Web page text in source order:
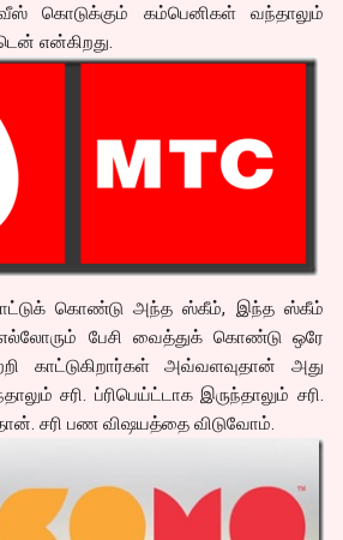
கொடுக்கும் கம்பெனிகள் வந்தாலும்
என்கிறது.
கொண்டு அந்த ஸ்கீம், இந்த ஸ்கீம்
எல்லோரும் பேசி வைத்துக் கொண்டு ஒரே
காட்டுகிறார்கள் அவ்வளவுதான் அது
சரி. ப்ரிபெய்ட்டாக இருந்தாலும் சரி.
சரி பண விஷயத்தை விடுவோம்.